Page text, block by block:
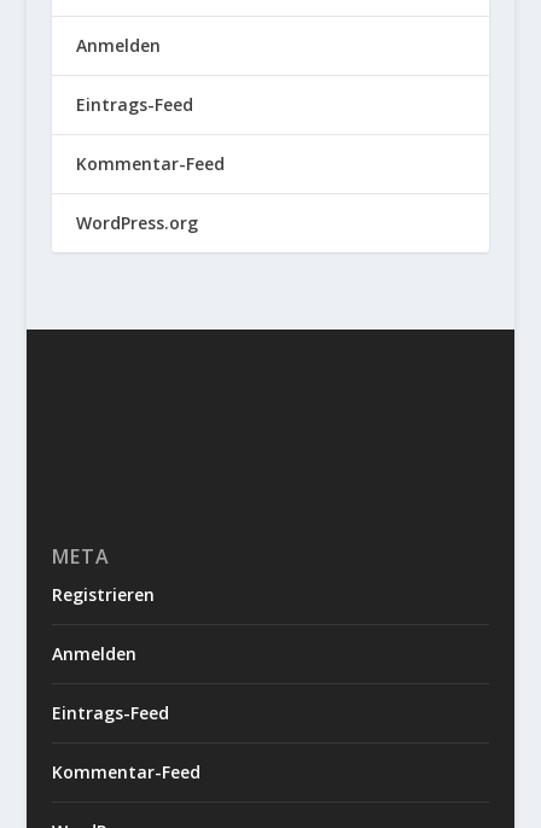
Anmelden
Eintrags-Feed
Kommentar-Feed
WordPress.org
META
Registrieren
Anmelden
Eintrags-Feed
Kommentar-Feed